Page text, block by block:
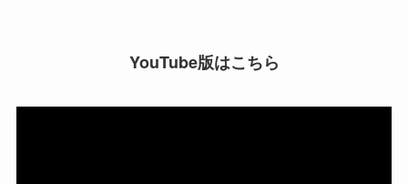
YouTube版はこちら